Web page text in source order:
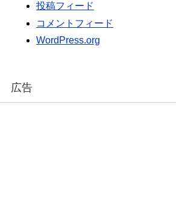
投稿フィード
コメントフィード
WordPress.org
広告